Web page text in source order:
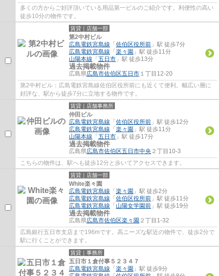
多くの方からご好評頂いている用品第一ビルのご紹介です。利便性の高い
徒歩10分の物件です。
賃貸｜店舗一部
第2中村ビル
広島電鉄宮島線 「 佐伯区役所前 」駅 徒歩7分
広島電鉄宮島線 「 楽々園 」駅 徒歩11分
山陽本線 「 五日市 」駅 徒歩13分
過去掲載物件
広島県広島市佐伯区五日市 １丁目12-20
第2中村ビル：広島電鉄宮島線佐伯区役所前にも近くて便利。幅広い層に
好評な、駅から徒歩7分に立地する物件です。
賃貸｜店舗事務所
仲田ビル
広島電鉄宮島線 「 佐伯区役所前 」駅 徒歩12分
広島電鉄宮島線 「 楽々園 」駅 徒歩11分
山陽本線 「 五日市 」駅 徒歩17分
過去掲載物件
広島県広島市佐伯区五日市中央 ２丁目10-3
こちらの物件は、駅へも徒歩12分と歩いてアクセスできます。
賃貸｜店舗一部
White楽々園
広島電鉄宮島線 「 楽々園 」駅 徒歩2分
広島電鉄宮島線 「 佐伯区役所前 」駅 徒歩11分
広島電鉄宮島線 「 山陽女学園前 」駅 徒歩19分
過去掲載物件
広島県広島市佐伯区楽々園 ２丁目1-32
広島銀行五日市支店まで196mです。高ニーズな駅近の物件で、徒歩2分で
駅に行くことができます。
賃貸｜事務所
五日市１倉付事５２３４７
広島電鉄宮島線 「 楽々園 」駅 徒歩9分